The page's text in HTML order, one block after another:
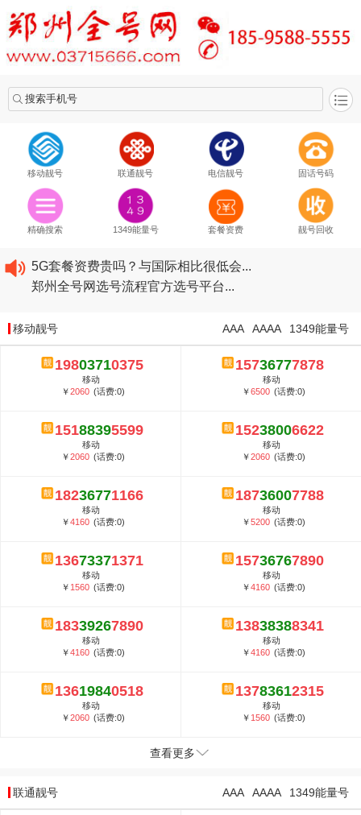
搜索手机号
移动靓号 联通靓号 电信靓号 固话号码
精确搜索 1349能量号 套餐资费 靓号回收
2020​移动最新套餐资费...
2020​联通最新套餐资费...
5G套餐资费贵吗？与国际相比很低会...
郑州全号网选号流程官方选号平台...
2020​联通最新套餐资费...
2020​电信最新套餐资费...
5G套餐资费贵吗？与国际相比很低会...
郑州全号网选号流程官方选号平台...
移动靓号 1349能量号
AAAA
AAA
19803710375
移动
￥2060 (话费:0)
15736777878
移动
￥6500 (话费:0)
15188395599
移动
￥2060 (话费:0)
15238006622
移动
￥2060 (话费:0)
18236771166
移动
￥4160 (话费:0)
18736007788
移动
￥5200 (话费:0)
13673371371
移动
￥ 1560 (话费:0)
15736767890
移动
￥4160 (话费:0)
18339267890
移动
￥4160 (话费:0)
13838388341
移动
￥4160 (话费:0)
13619840518
移动
￥2060 (话费:0)
13783612315
移动
￥ 1560 (话费:0)
查看更多
联通靓号 1349能量号
AAAA
AAA